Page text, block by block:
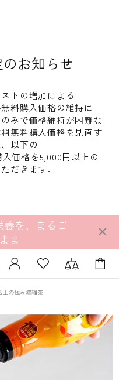
お知らせ
トの​増加に​よる​
料購入価格の​維持に​
みで​価格維持が​困難な​
無料購入価格を​見直す​
以下の​
価格を​5,000円以上の​
だきます。
養を、まるご
ま
士の極み濃縮茶